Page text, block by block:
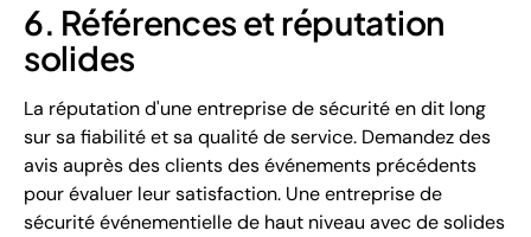
6. Références et réputation
solides
La réputation d'une entreprise de sécurité en dit long
sur sa fiabilité et sa qualité de service. Demandez des
avis auprès des clients des événements précédents
pour évaluer leur satisfaction. Une entreprise de
sécurité événementielle de haut niveau avec de solides